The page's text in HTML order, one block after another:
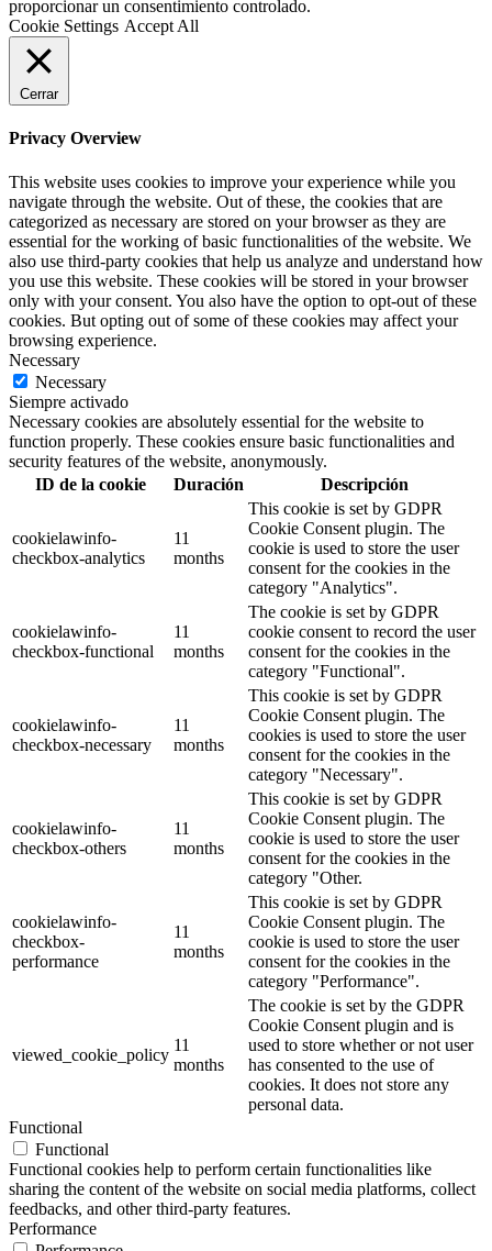
proporcionar un consentimiento controlado.
Cookie Settings Accept All
Cerrar
Privacy Overview
This website uses cookies to improve your experience while you
navigate through the website. Out of these, the cookies that are
categorized as necessary are stored on your browser as they are
essential for the working of basic functionalities of the website. We
also use third-party cookies that help us analyze and understand how
you use this website. These cookies will be stored in your browser
only with your consent. You also have the option to opt-out of these
cookies. But opting out of some of these cookies may affect your
browsing experience.
Necessary
Necessary
Siempre activado
Necessary cookies are absolutely essential for the website to
function properly. These cookies ensure basic functionalities and
security features of the website, anonymously.
ID de la cookie
Duración Descripción
cookielawinfo-
checkbox-analytics
11
months
This cookie is set by GDPR
Cookie Consent plugin. The
cookie is used to store the user
consent for the cookies in the
category "Analytics".
cookielawinfo-
checkbox-functional
11
months
The cookie is set by GDPR
cookie consent to record the user
consent for the cookies in the
category "Functional".
cookielawinfo-
checkbox-necessary
11
months
This cookie is set by GDPR
Cookie Consent plugin. The
cookies is used to store the user
consent for the cookies in the
category "Necessary".
cookielawinfo-
checkbox-others
11
months
This cookie is set by GDPR
Cookie Consent plugin. The
cookie is used to store the user
consent for the cookies in the
category "Other.
cookielawinfo-
checkbox-
performance
11
months
This cookie is set by GDPR
Cookie Consent plugin. The
cookie is used to store the user
consent for the cookies in the
category "Performance".
viewed_cookie_policy
11
months
The cookie is set by the GDPR
Cookie Consent plugin and is
used to store whether or not user
has consented to the use of
cookies. It does not store any
personal data.
Functional
Functional
Functional cookies help to perform certain functionalities like
sharing the content of the website on social media platforms, collect
feedbacks, and other third-party features.
Performance